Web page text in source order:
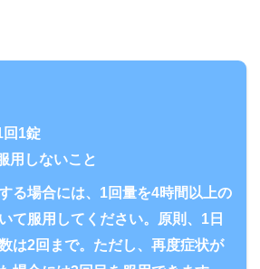
回1錠
用しないこと
る場合には、1回量を4時間以上の
て服用してください。原則、1日
は2回まで。ただし、再度症状が